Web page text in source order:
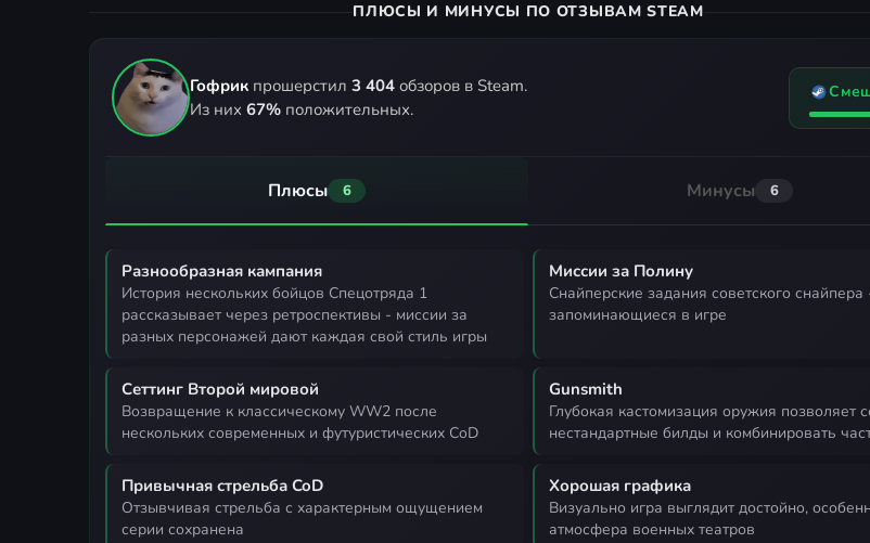
ПЛЮСЫ И МИНУСЫ ПО ОТЗЫВАМ STEAM
Гофрик прошерстил 3 404 обзоров в Steam.
Из них 67% положительных.
Плюсы 6 Минусы 6
Разнообразная кампания
история нескольких бойцов Спецотряда 1
рассказывает через ретроспективы - миссии за
разных персонажей дают каждая свой стиль игры
Миссии за Полину
снайперские задания советского снайпера - самые
запоминающиеся в игре
Сеттинг Второй мировой
возвращение к классическому WW2 после
нескольких современных и футуристических CoD
Gunsmith
глубокая кастомизация оружия позволяет собирать
нестандартные билды и комбинировать
Привычная стрельба CoD
отзывчивая стрельба с характерным ощущением
серии сохранена
Хорошая графика
визуально игра выглядит достойно, особенно
атмосфера военных театров